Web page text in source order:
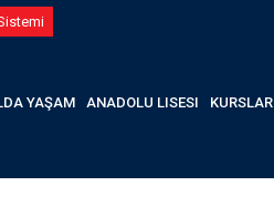
YAŞAM ANADOLU LISESI KURSLAR